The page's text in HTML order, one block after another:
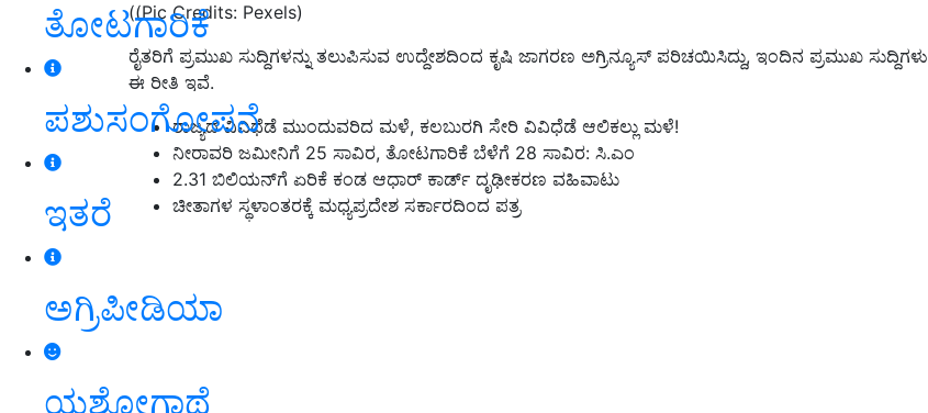
ತೋಟಗಾರಿಕೆ
ಪಶುಸಂಗೋಪನೆ
ಇತರೆ
ಅಗ್ರಿಪೀಡಿಯಾ
ಯಶೋಗಾಥೆ
((Pic Credits: Pexels)
ರೈತರಿಗೆ ಪ್ರಮುಖ ಸುದ್ದಿಗಳನ್ನು ತಲುಪಿಸುವ ಉದ್ದೇಶದಿಂದ ಕೃಷಿ ಜಾಗರಣ ಅಗ್ರಿನ್ಯೂಸ್‌ ಪರಿಚಯಿಸಿದ್ದು, ಇಂದಿನ ಪ್ರಮುಖ ಸುದ್ದಿಗಳು
ಈ ರೀತಿ ಇವೆ.
ರಾಜ್ಯದ ವಿವಿಧೆಡೆ ಮುಂದುವರಿದ ಮಳೆ, ಕಲಬುರಗಿ ಸೇರಿ ವಿವಿಧೆಡೆ ಆಲಿಕಲ್ಲು ಮಳೆ!
ನೀರಾವರಿ ಜಮೀನಿಗೆ 25 ಸಾವಿರ, ತೋಟಗಾರಿಕೆ ಬೆಳೆಗೆ 28 ಸಾವಿರ: ಸಿ.ಎಂ
2.31 ಬಿಲಿಯನ್‌ಗೆ ಏರಿಕೆ ಕಂಡ ಆಧಾರ್‌ ಕಾರ್ಡ್‌ ದೃಢೀಕರಣ ವಹಿವಾಟು
ಚೀತಾಗಳ ಸ್ಥಳಾಂತರಕ್ಕೆ ಮಧ್ಯಪ್ರದೇಶ ಸರ್ಕಾರದಿಂದ ಪತ್ರ